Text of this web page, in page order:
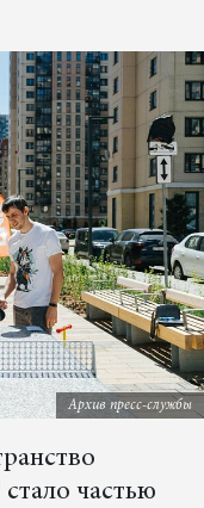
Архив пресс-службы
частью